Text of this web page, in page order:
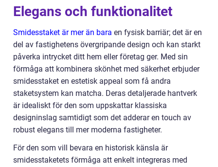
Elegans och funktionalitet
Smidesstaket är mer än bara en fysisk barriär; det är en
del av fastighetens övergripande design och kan starkt
påverka intrycket ditt hem eller företag ger. Med sin
förmåga att kombinera skönhet med säkerhet erbjuder
smidesstaket en estetisk appeal som få andra
staketsystem kan matcha. Deras detaljerade hantverk
är idealiskt för den som uppskattar klassiska
designinslag samtidigt som det adderar en touch av
robust elegans till mer moderna fastigheter.
För den som vill bevara en historisk känsla är
smidesstaketets förmåga att enkelt integreras med